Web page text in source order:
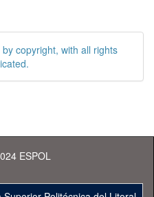
copyright, with all rights
ESPOL